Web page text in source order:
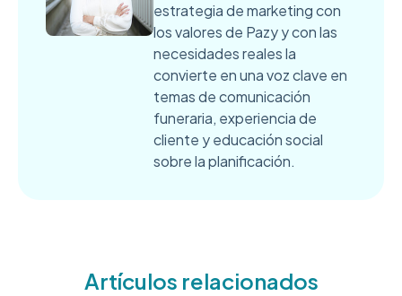
estrategia de marketing con
los valores de Pazy y con las
necesidades reales la
convierte en una voz clave en
temas de comunicación
funeraria, experiencia de
cliente y educación social
sobre la planificación.
Artículos relacionados